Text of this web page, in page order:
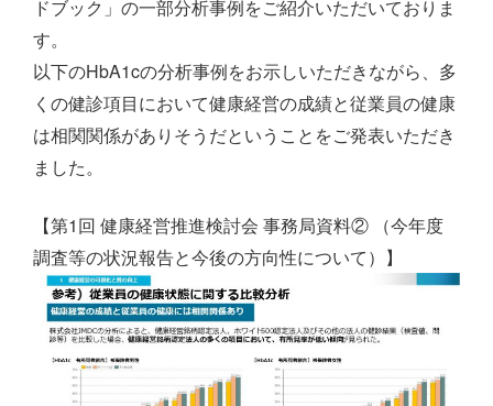
ドブック」の一部分析事例をご紹介いただいておりま
す。
以下のHbA1cの分析事例をお示しいただきながら、多
くの健診項目において健康経営の成績と従業員の健康
は相関関係がありそうだということをご発表いただき
ました。
【第1回 健康経営推進検討会 事務局資料② （今年度
調査等の状況報告と今後の方向性について）】